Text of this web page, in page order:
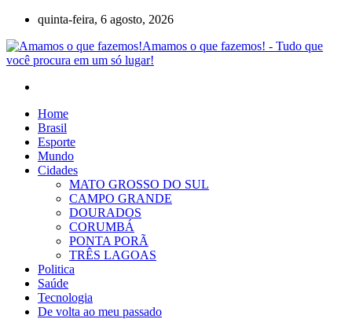
quinta-feira, 6 agosto, 2026
Amamos o que fazemos! - Tudo que
você procura em um só lugar!
Home
Brasil
Esporte
Mundo
Cidades
MATO GROSSO DO SUL
CAMPO GRANDE
DOURADOS
CORUMBÁ
PONTA PORÃ
TRÊS LAGOAS
Politica
Saúde
Tecnologia
De volta ao meu passado